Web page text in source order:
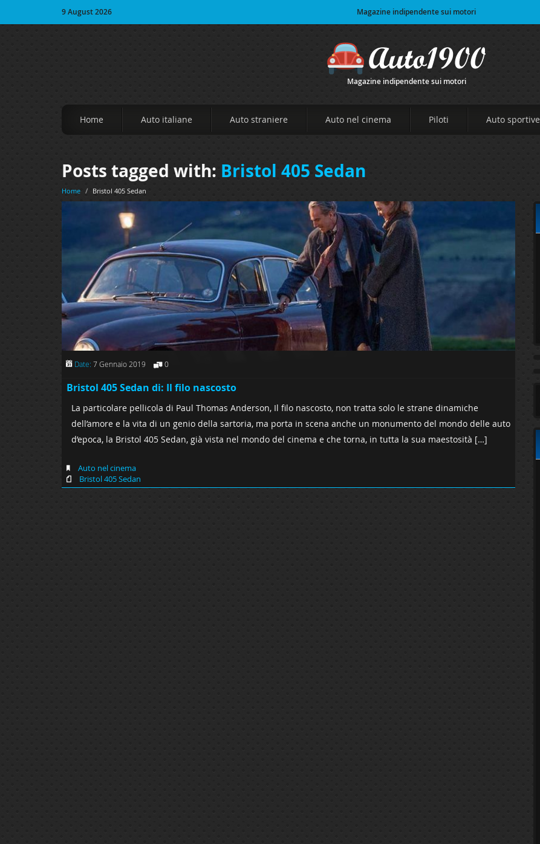
9 August 2026 Magazine indipendente sui motori
Magazine indipendente sui motori
Home Auto italiane Auto straniere Auto nel cinema Piloti Auto sportive
Posts tagged with: Bristol 405 Sedan
Home / Bristol 405 Sedan
Date: 7 Gennaio 2019 0
Bristol 405 Sedan di: Il filo nascosto
La particolare pellicola di Paul Thomas Anderson, Il filo nascosto, non tratta solo le strane dinamiche
dell’amore e la vita di un genio della sartoria, ma porta in scena anche un monumento del mondo delle auto
d’epoca, la Bristol 405 Sedan, già vista nel mondo del cinema e che torna, in tutta la sua maestosità […]
Auto nel cinema
Bristol 405 Sedan